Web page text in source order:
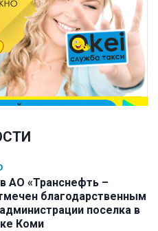
АО «Транснефть –
благодарственным
поселка в
Коми